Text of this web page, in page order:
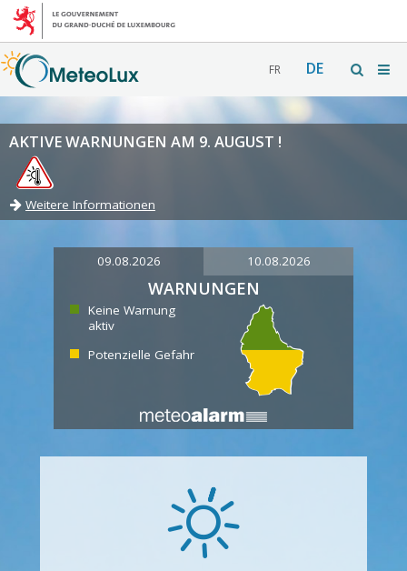
FR DE
AKTIVE WARNUNGEN AM 9. AUGUST !
Weitere Informationen
09.08.2026 10.08.2026
WARNUNGEN
Keine Warnung
aktiv
Potenzielle Gefahr